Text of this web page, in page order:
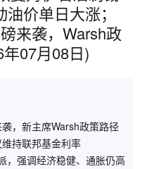
价单日大涨；
来袭，Warsh政
07月08日)
，新主席Warsh政策路径
持联邦基金利率
，强调经济稳健、通胀仍高